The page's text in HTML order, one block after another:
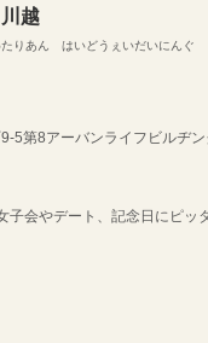
越
たりあん はいどうぇいだい
5第8アーバンライフビルヂ
子会やデート、記念日にピッ